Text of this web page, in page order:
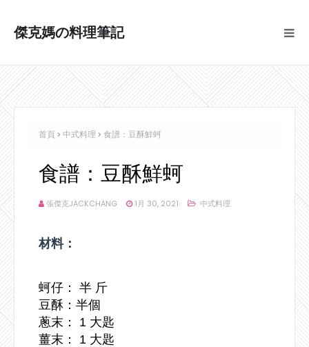
傑克媽の料理筆記
首頁 中式料理 食譜：豆酥鮮蚵
食譜：豆酥鮮蚵
張傑克JACKCHANG 1月 30, 2021 中式料理
材料：
蚵仔： 半 斤
豆酥：半個
蔥末： 1 大匙
薑末： 1 大匙